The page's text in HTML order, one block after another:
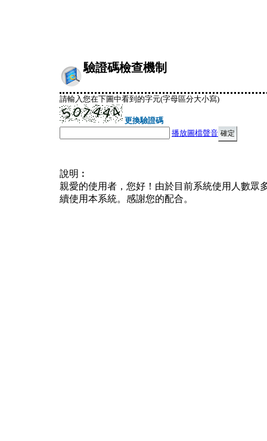
驗證碼檢查機制
請輸入您在下圖中看到的字元(字母區分大小寫)
更換驗證碼
播放圖檔聲音
說明︰
親愛的使用者，您好！由於目前系統使用人數眾
續使用本系統。感謝您的配合。